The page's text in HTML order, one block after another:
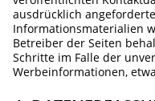
ausdrücklich
Informationsmaterialien
Betreiber der Seiten
Schritte im Falle der
Werbeinformationen,